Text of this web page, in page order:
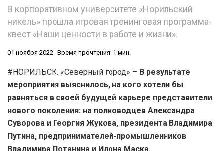
В корпоративном университете «Норильский
никель» прошла игровая тренинговая программа-
квест «Наши ценности в работе и жизни».
01 ноября 2022 Время прочтения: 1 мин.
#НОРИЛЬСК. «Северный город» – В результате
мероприятия выяснилось, на кого хотели бы
равняться в своей будущей карьере представители
нового поколения: на полководцев Александра
Суворова и Георгия Жукова, президента Владимира
Путина, предпринимателей-промышленников
Владимира Потанина и Илона Маска.